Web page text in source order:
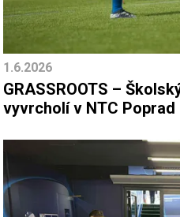
1.6.2026
GRASSROOTS –
vyvrcholí v NTC Poprad